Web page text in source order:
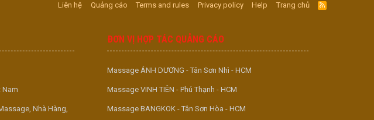
Liên hệ Quảng cáo Terms and rules Privacy policy Help Trang chủ
R
S
Nam
Nhà Hàng,
ĐƠN VỊ HỢP TÁC QUẢNG CÁO
Massage ÁNH DƯƠNG - Tân Sơn Nhì - HCM
Massage VINH TIÊN - Phú Thạnh - HCM
Massage BANGKOK - Tân Sơn Hòa - HCM